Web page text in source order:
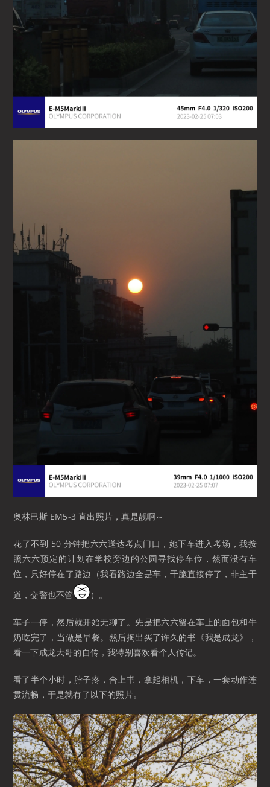
奥林巴斯 EM5-3 直出照片，真是靓啊～
花了不到 50 分钟把六六送达考点门口，她下车进入考场，我按
照六六预定的计划在学校旁边的公园寻找停车位，然而没有车
位，只好停在了路边（我看路边全是车，干脆直接停了，非主干
道，交警也不管
）。
车子一停，然后就开始无聊了。先是把六六留在车上的面包和牛
奶吃完了，当做是早餐。然后掏出买了许久的书《我是成龙》，
看一下成龙大哥的自传，我特别喜欢看个人传记。
看了半个小时，脖子疼，合上书，拿起相机，下车，一套动作连
贯流畅，于是就有了以下的照片。